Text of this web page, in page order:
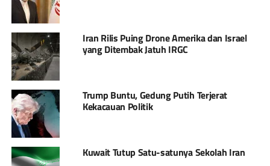
Iran Rilis Puing Drone Amerika dan Israel
yang Ditembak Jatuh IRGC
Trump Buntu, Gedung Putih Terjerat
Kekacauan Politik
Kuwait Tutup Satu-satunya Sekolah Iran